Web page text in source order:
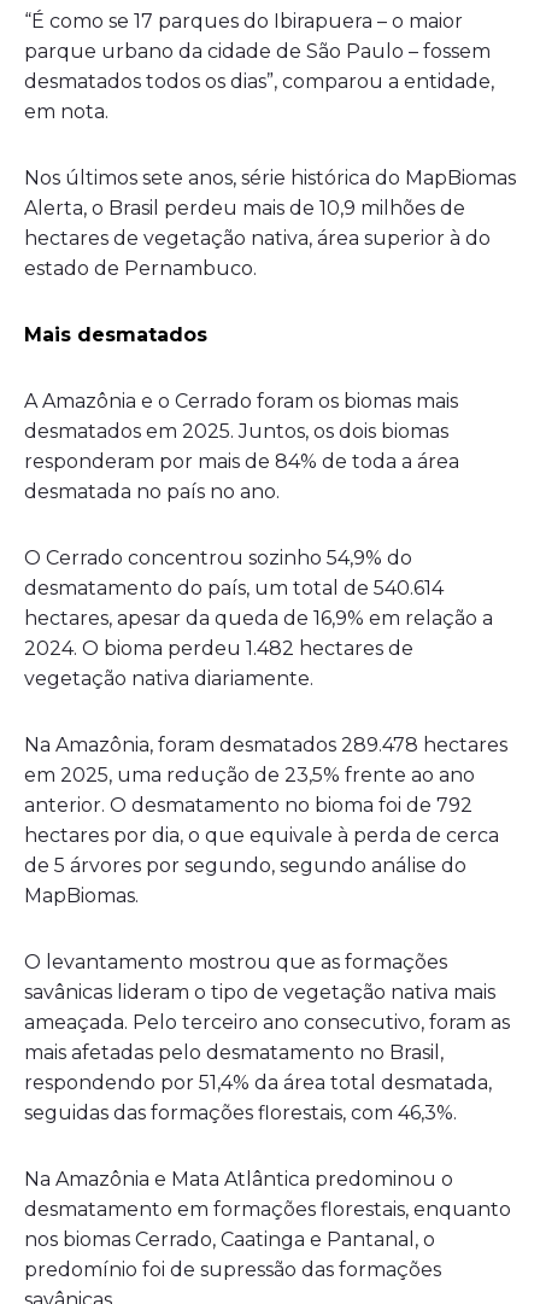
“É como se 17 parques do Ibirapuera – o maior
parque urbano da cidade de São Paulo – fossem
desmatados todos os dias”, comparou a entidade,
em nota.
Nos últimos sete anos, série histórica do MapBiomas
Alerta, o Brasil perdeu mais de 10,9 milhões de
hectares de vegetação nativa, área superior à do
estado de Pernambuco.
Mais desmatados
A Amazônia e o Cerrado foram os biomas mais
desmatados em 2025. Juntos, os dois biomas
responderam por mais de 84% de toda a área
desmatada no país no ano.
O Cerrado concentrou sozinho 54,9% do
desmatamento do país, um total de 540.614
hectares, apesar da queda de 16,9% em relação a
2024. O bioma perdeu 1.482 hectares de
vegetação nativa diariamente.
Na Amazônia, foram desmatados 289.478 hectares
em 2025, uma redução de 23,5% frente ao ano
anterior. O desmatamento no bioma foi de 792
hectares por dia, o que equivale à perda de cerca
de 5 árvores por segundo, segundo análise do
MapBiomas.
O levantamento mostrou que as formações
savânicas lideram o tipo de vegetação nativa mais
ameaçada. Pelo terceiro ano consecutivo, foram as
mais afetadas pelo desmatamento no Brasil,
respondendo por 51,4% da área total desmatada,
seguidas das formações florestais, com 46,3%.
Na Amazônia e Mata Atlântica predominou o
desmatamento em formações florestais, enquanto
nos biomas Cerrado, Caatinga e Pantanal, o
predomínio foi de supressão das formações